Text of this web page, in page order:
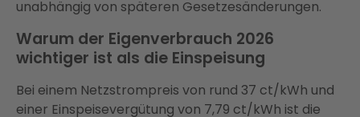
unabhängig von späteren Gesetzesänderungen.
Warum der Eigenverbrauch 2026
wichtiger ist als die Einspeisung
Bei einem Netzstrompreis von rund 37 ct/kWh und
einer Einspeisevergütung von 7,79 ct/kWh ist die